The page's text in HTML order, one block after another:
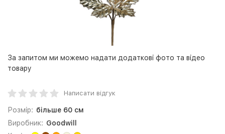
За запитом ми можемо надати додаткові фото та відео
товару
Написати відгук
Розмір: більше 60 см
Виробник: Goodwill